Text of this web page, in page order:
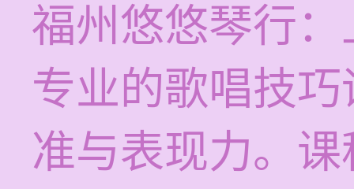
福州悠悠琴行
专业的歌唱技
准与表现力。